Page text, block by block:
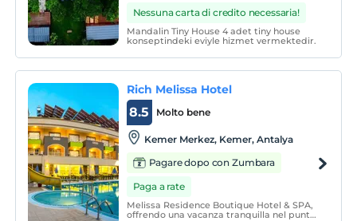
Nessuna carta di credito necessaria!
Mandalin Tiny House 4 adet tiny house
konseptindeki eviyle hizmet vermektedir.
Rich Melissa Hotel
Molto bene
8.5
Kemer Merkez, Kemer, Antalya
Pagare dopo con Zumbara
Paga a rate
Melissa Residence Boutique Hotel & SPA,
offrendo una vacanza tranquilla nel punto